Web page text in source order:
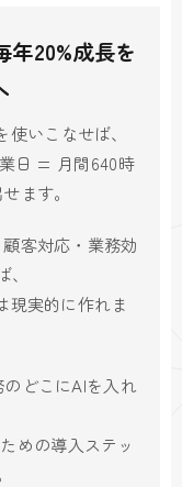
年20%成長を
いこなせば、
日 = 月間640時
ます。
客対応・業務効
現実的に作れま
どこにAIを入れ
めの導入ステッ